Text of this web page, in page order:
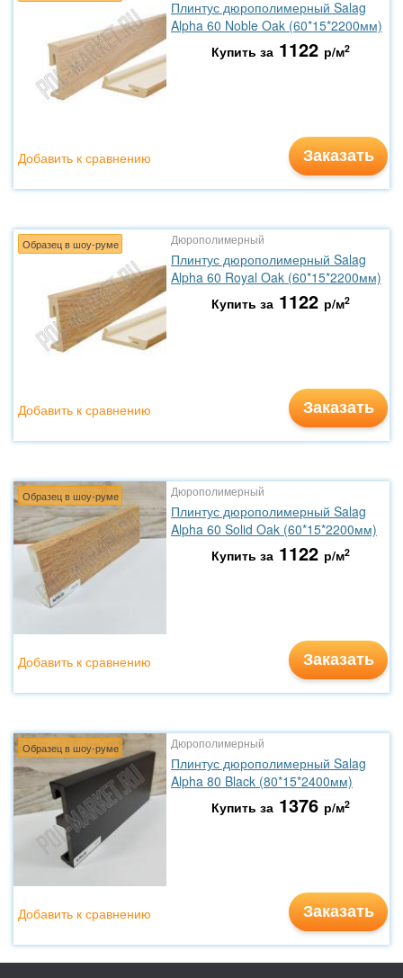
Плинтус дюрополимерный Salag
Alpha 60 Noble Oak (60*15*2200мм)
Купить за 1122 р/м2
Заказать
Добавить к сравнению
Образец в шоу-руме Дюрополимерный
Плинтус дюрополимерный Salag
Alpha 60 Royal Oak (60*15*2200мм)
Купить за 1122 р/м2
Заказать
Добавить к сравнению
Образец в шоу-руме Дюрополимерный
Плинтус дюрополимерный Salag
Alpha 60 Solid Oak (60*15*2200мм)
Купить за 1122 р/м2
Заказать
Добавить к сравнению
Образец в шоу-руме Дюрополимерный
Плинтус дюрополимерный Salag
Alpha 80 Black (80*15*2400мм)
Купить за 1376 р/м2
Заказать
Добавить к сравнению